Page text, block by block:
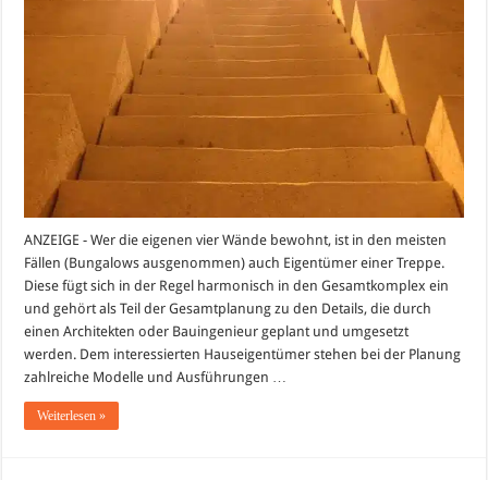
Eigenheim!
ANZEIGE - Wer die eigenen vier Wände bewohnt, ist in den meisten
Fällen (Bungalows ausgenommen) auch Eigentümer einer Treppe.
Diese fügt sich in der Regel harmonisch in den Gesamtkomplex ein
und gehört als Teil der Gesamtplanung zu den Details, die durch
einen Architekten oder Bauingenieur geplant und umgesetzt
werden. Dem interessierten Hauseigentümer stehen bei der Planung
zahlreiche Modelle und Ausführungen …
Weiterlesen »